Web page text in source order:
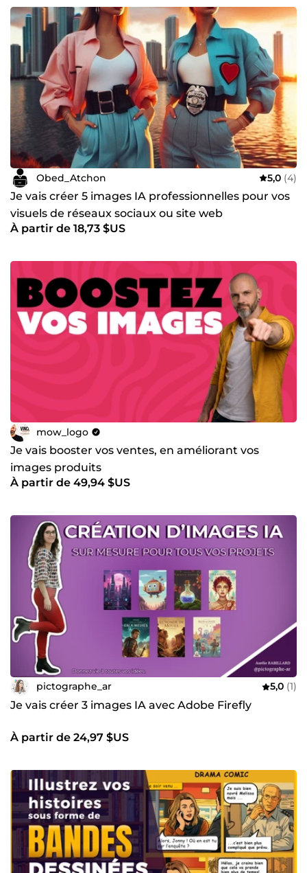
Obed_Atchon 5,0 (4)
Je vais créer 5 images IA professionnelles pour vos
visuels de réseaux sociaux ou site web
À partir de 18,73 $US
mow_logo
Je vais booster vos ventes, en améliorant vos
images produits
À partir de 49,94 $US
pictographe_ar 5,0 (1)
Je vais créer 3 images IA avec Adobe Firefly
À partir de 24,97 $US